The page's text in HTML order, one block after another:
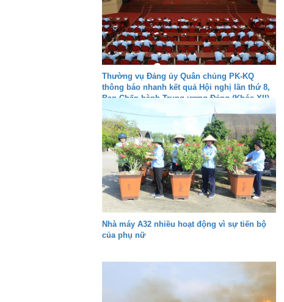
Thường vụ Đảng ủy Quân chủng PK-KQ
thông báo nhanh kết quả Hội nghị lần thứ 8,
Ban Chấp hành Trung ương Đảng (Khóa XII)
Nhà máy A32 nhiều hoạt động vì sự tiến bộ
của phụ nữ